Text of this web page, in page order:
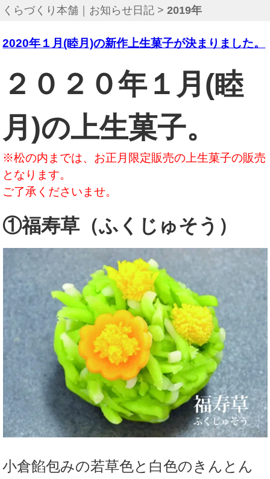
くらづくり本舗｜お知らせ日記 >2019年
2020年１月(睦月)の新作上生菓子が決まりました。
２０２０年１月(睦
月)の上生菓子。
※松の内までは、お正月限定販売の上生菓子の販売
となります。
ご了承くださいませ。
①福寿草（ふくじゅそう）
小倉餡包みの若草色と白色のきんとん